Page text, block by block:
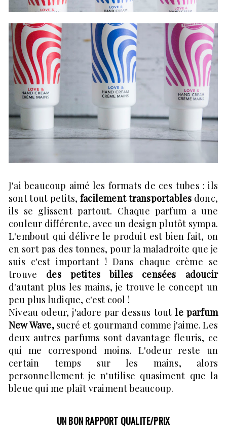
J'ai beaucoup aimé les formats de ces tubes : ils
sont tout petits, facilement transportables donc,
ils se glissent partout. Chaque parfum a une
couleur différente, avec un design plutôt sympa.
L'embout qui délivre le produit est bien fait, on
en sort pas des tonnes, pour la maladroite que je
suis c'est important ! Dans chaque crème se
trouve des petites billes censées adoucir
d'autant plus les mains, je trouve le concept un
peu plus ludique, c'est cool !
Niveau odeur, j'adore par dessus toutle parfum
New Wave,sucré et gourmand comme j'aime. Les
deux autres parfums sont davantage fleuris, ce
qui me correspond moins. L'odeur reste un
certain temps sur les mains, alors
personnellement je n'utilise quasiment que la
bleue qui me plaît vraiment beaucoup.
UN BON RAPPORT QUALITE/PRIX